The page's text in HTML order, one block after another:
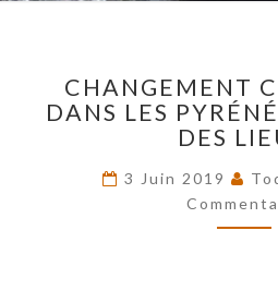
LES
UN
CHANGEMENT
DANS LES
DES
3 Juin 2019